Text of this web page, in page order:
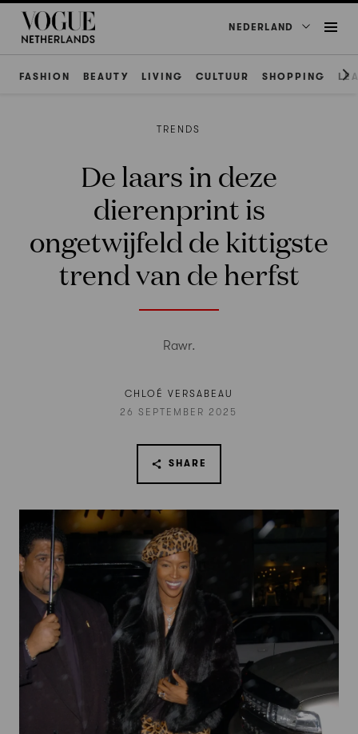
NEDERLAND
FASHION BEAUTY LIVING CULTUUR SHOPPING
TRENDS
De laars in deze
dierenprint is
ongetwijfeld de kittigste
trend van de herfst
Rawr.
CHLOÉ VERSABEAU
26 SEPTEMBER 2025
SHARE